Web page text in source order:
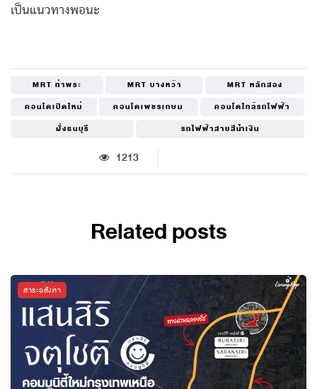
เป็นแนวทางพอนะ
MRT ท่าพระ MRT บางหว้า
MRT หลักสอง
คอนโดเปิดใหม่
คอนโดเพชรเกษม
คอนโดใกล้รถไฟฟ้า
ฝั่งธนบุรี
รถไฟฟ้าสายสีน้ำเงิน
1213
Related posts
สาระอสังหา